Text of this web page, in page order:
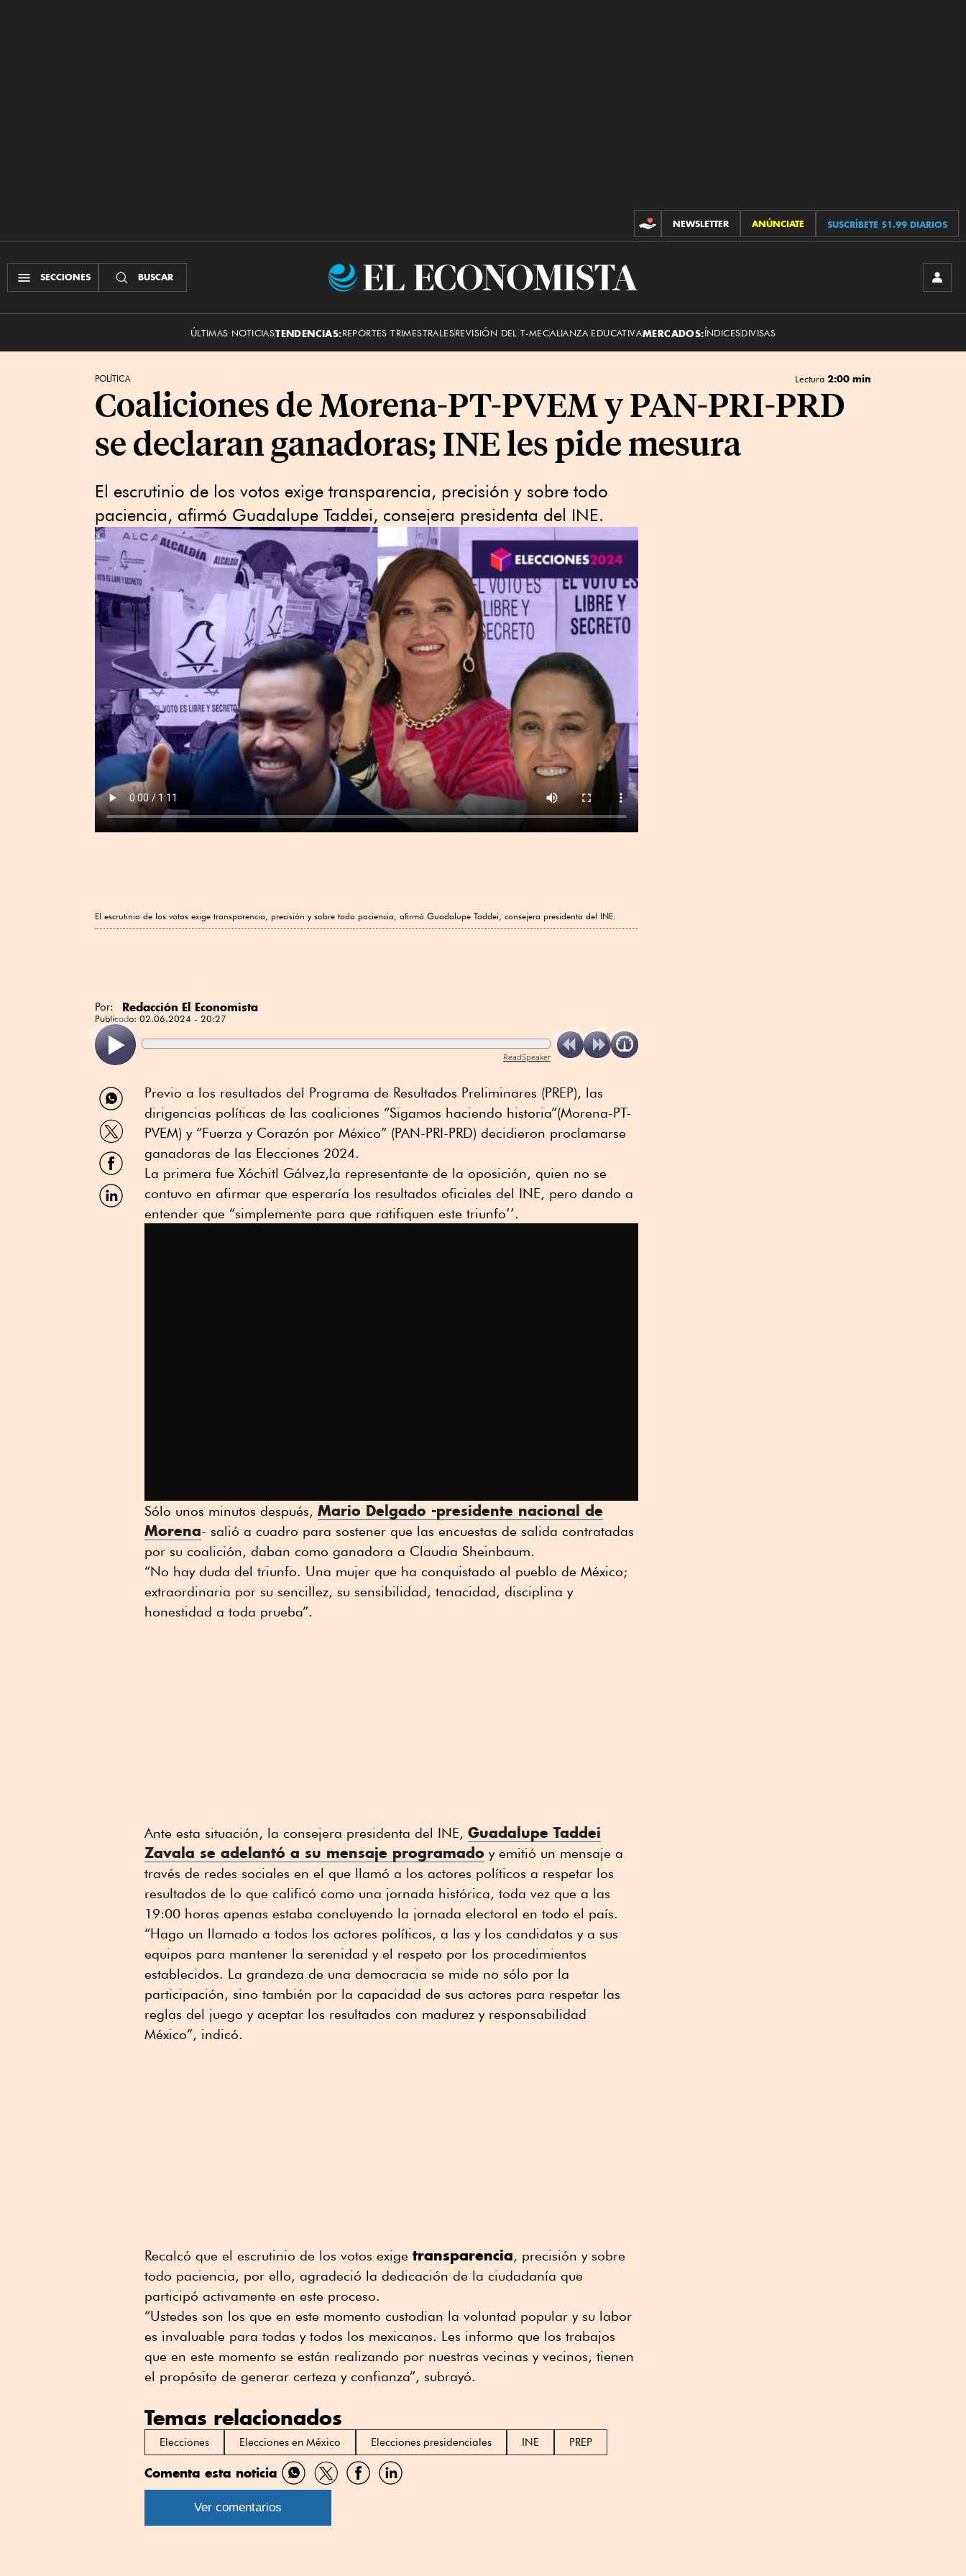
CONTRIBUCIONES
NEWSLETTER ANÚNCIATE SUSCRÍBETE $1.99 DIARIOS
SECCIONES BUSCAR
El
ÚLTIMAS NOTICIASTENDENCIAS:REPORTES TRIMESTRALESREVISIÓN DEL T-MECALIANZA EDUCATIVAMERCADOS:ÍNDICESDIVISAS
POLÍTICA Lectura 2:00 min
Coaliciones de Morena-PT-PVEM y PAN-PRI-PRD
se declaran ganadoras; INE les pide mesura
El escrutinio de los votos exige transparencia, precisión y sobre todo
paciencia, afirmó Guadalupe Taddei, consejera presidenta del INE.
El escrutinio de los votos exige transparencia, precisión y sobre todo paciencia, afirmó Guadalupe Taddei, consejera presidenta del INE.
Por: Redacción El Economista
Publicado: 02.06.2024 - 20:27
ReadSpeaker
Compartir
por
WhatsApp
Compartir
por
Twitter
Compartir
por
Facebook
Compartir
por
Previo a los resultados del Programa de Resultados Preliminares (PREP), las
dirigencias políticas de las coaliciones “Sigamos haciendo historia”(Morena-PT-
PVEM) y “Fuerza y Corazón por México” (PAN-PRI-PRD) decidieron proclamarse
ganadoras de las Elecciones 2024.
La primera fue Xóchitl Gálvez,la representante de la oposición, quien no se
contuvo en afirmar que esperaría los resultados oficiales del INE, pero dando a
entender que “simplemente para que ratifiquen este triunfo’’.
Sólo unos minutos después, Mario Delgado -presidente nacional de
Morena- salió a cuadro para sostener que las encuestas de salida contratadas
por su coalición, daban como ganadora a Claudia Sheinbaum.
“No hay duda del triunfo. Una mujer que ha conquistado al pueblo de México;
extraordinaria por su sencillez, su sensibilidad, tenacidad, disciplina y
honestidad a toda prueba”.
Ante esta situación, la consejera presidenta del INE, Guadalupe Taddei
Zavala se adelantó a su mensaje programado y emitió un mensaje a
través de redes sociales en el que llamó a los actores políticos a respetar los
resultados de lo que calificó como una jornada histórica, toda vez que a las
19:00 horas apenas estaba concluyendo la jornada electoral en todo el país.
“Hago un llamado a todos los actores políticos, a las y los candidatos y a sus
equipos para mantener la serenidad y el respeto por los procedimientos
establecidos. La grandeza de una democracia se mide no sólo por la
participación, sino también por la capacidad de sus actores para respetar las
reglas del juego y aceptar los resultados con madurez y responsabilidad
México”, indicó.
Recalcó que el escrutinio de los votos exige transparencia, precisión y sobre
todo paciencia, por ello, agradeció la dedicación de la ciudadanía que
participó activamente en este proceso.
“Ustedes son los que en este momento custodian la voluntad popular y su labor
es invaluable para todas y todos los mexicanos. Les informo que los trabajos
que en este momento se están realizando por nuestras vecinas y vecinos, tienen
el propósito de generar certeza y confianza”, subrayó.
Temas relacionados
Elecciones Elecciones en México Elecciones presidenciales INE PREP
Comenta esta noticia
Compartir
por
Compartir
por
CompartirCompartir
Ver comentarios